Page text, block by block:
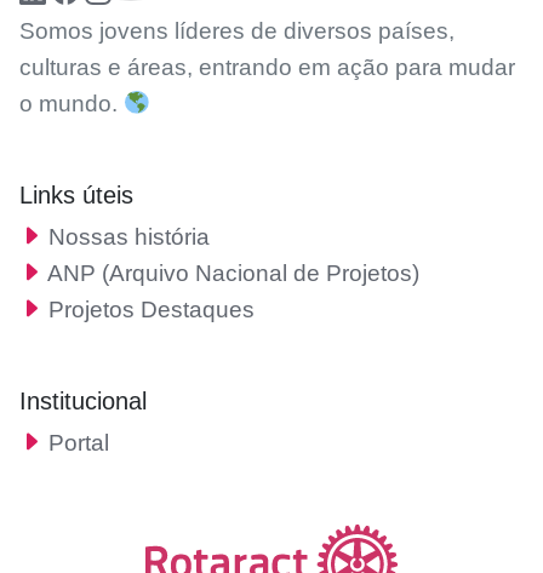
Somos jovens líderes de diversos países,
culturas e áreas, entrando em ação para mudar
o mundo.
Links úteis
Nossas história
ANP (Arquivo Nacional de Projetos)
Projetos Destaques
Institucional
Portal